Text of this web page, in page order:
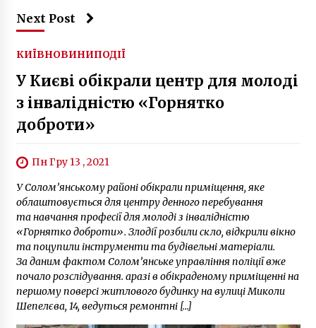
Next Post
КИЇВНОВИНИПОДІЇ
У Києві обікрали центр для молоді
з інвалідністю «Горнятко
доброти»
Пн Гру 13 , 2021
У Солом’янському районі обікрали приміщення, яке
облаштовується для центру денного перебування
та навчання професії для молоді з інвалідністю
«Горнятко доброти». Злодії розбили скло, відкрили вікно
та поцупили інструменти та будівельні матеріали.
За даним фактом Солом’янське управління поліції вже
почало розслідування. аразі в обікраденому приміщенні на
першому поверсі житлового будинку на вулиці Миколи
Шепелєва, 14, ведуться ремонтні […]